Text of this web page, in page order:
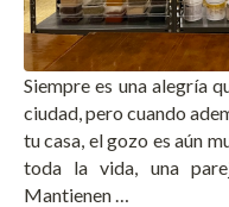
Siempre es una alegría
ciudad, pero cuando
tu casa, el gozo es aún
toda la vida, una
Mantienen …